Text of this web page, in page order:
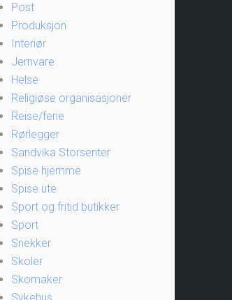
Post
Produksjon
Interiør
Jernvare
Helse
Religiøse organisasjoner
Reise/ferie
Rørlegger
Sandvika Storsenter
Spise hjemme
Spise ute
Sport og fritid butikker
Sport
Snekker
Skoler
Skomaker